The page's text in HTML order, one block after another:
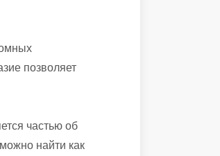
позволяет
частью об
найти как